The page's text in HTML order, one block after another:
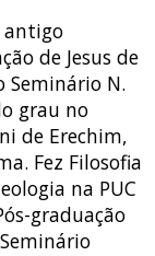
antigo
de Jesus de
Seminário N.
grau no
de Erechim,
Fez Filosofia
na PUC
graduação